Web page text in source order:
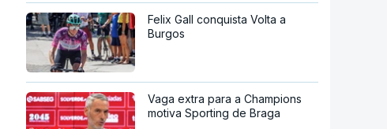
Felix Gall conquista Volta a
Burgos
Vaga extra para a Champions
motiva Sporting de Braga